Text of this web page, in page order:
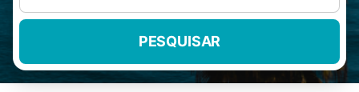
PESQUISAR